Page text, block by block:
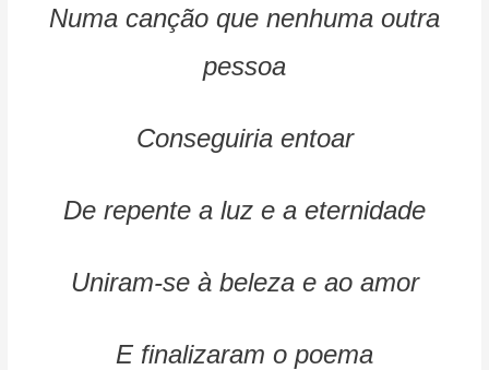
Numa canção que nenhuma outra
pessoa
Conseguiria entoar
De repente a luz e a eternidade
Uniram-se à beleza e ao amor
E finalizaram o poema